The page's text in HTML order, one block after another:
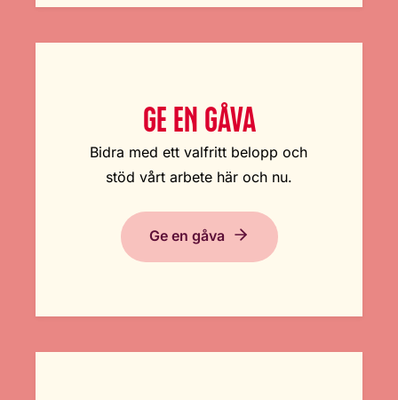
GE EN GÅVA
Bidra med ett valfritt belopp och
stöd vårt arbete här och nu.
Ge en gåva